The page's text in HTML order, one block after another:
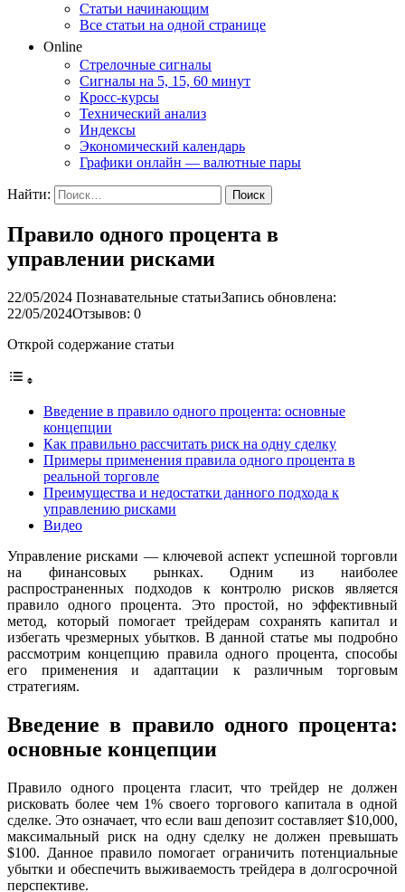
Статьи начинающим
Все статьи на одной странице
Online
Стрелочные сигналы
Сигналы на 5, 15, 60 минут
Кросс-курсы
Технический анализ
Индексы
Экономический календарь
Графики онлайн — валютные пары
Найти:
Правило одного процента в
управлении рисками
22/05/2024 Познавательные статьиЗапись обновлена:
22/05/2024Отзывов: 0
Открой содержание статьи
Введение в правило одного процента: основные
концепции
Как правильно рассчитать риск на одну сделку
Примеры применения правила одного процента в
реальной торговле
Преимущества и недостатки данного подхода к
управлению рисками
Видео
Управление рисками — ключевой аспект успешной торговли
на финансовых рынках. Одним из наиболее
распространенных подходов к контролю рисков является
правило одного процента. Это простой, но эффективный
метод, который помогает трейдерам сохранять капитал и
избегать чрезмерных убытков. В данной статье мы подробно
рассмотрим концепцию правила одного процента, способы
его применения и адаптации к различным торговым
стратегиям.
Введение в правило одного процента:
основные концепции
Правило одного процента гласит, что трейдер не должен
рисковать более чем 1% своего торгового капитала в одной
сделке. Это означает, что если ваш депозит составляет $10,000,
максимальный риск на одну сделку не должен превышать
$100. Данное правило помогает ограничить потенциальные
убытки и обеспечить выживаемость трейдера в долгосрочной
перспективе.